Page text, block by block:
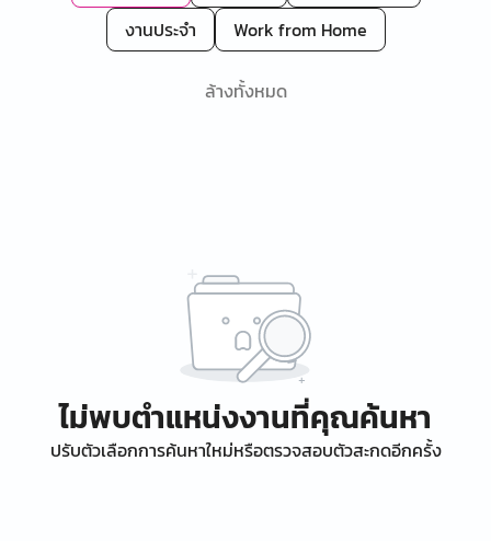
งานประจำ
Work from Home
ล้างทั้งหมด
ไม่พบตำแหน่งงานที่คุณค้นหา
ปรับตัวเลือกการค้นหาใหม่หรือตรวจสอบตัวสะกดอีกครั้ง